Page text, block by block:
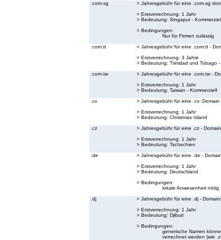
.com.sg
> Jahresgebühr für eine .com.sg
> Erstverrechnung: 1 Jahr
> Bedeutung: Singapur -
> Bedingungen:
Nur für Firmen zulässig
.com.tt
> Jahresgebühr für eine .com.tt -
> Erstverrechnung: 3 Jahre
> Bedeutung: Trinidad und Tobago -
.com.tw
> Jahresgebühr für eine .com.tw -
> Erstverrechnung: 1 Jahr
> Bedeutung: Taiwan - Kommerziell
.cx
> Jahresgebühr für eine .cx- Domain
> Erstverrechnung: 1 Jahr
> Bedeutung: Christmas Island
.cz
> Jahresgebühr für eine .cz - Domain
> Erstverrechnung: 1 Jahr
> Bedeutung: Tschechien
.de
> Jahresgebühr für eine .de -
> Erstverrechnung: 1 Jahr
> Bedeutung: Deutschland
> Bedingungen:
lokale Anwesenheit nötig
.dj
> Jahresgebühr für eine .dj -
> Erstverrechnung: 1 Jahr
> Bedeutung: Djibuti
> Bedingungen:
generische Namen
verrechnet werden (wie